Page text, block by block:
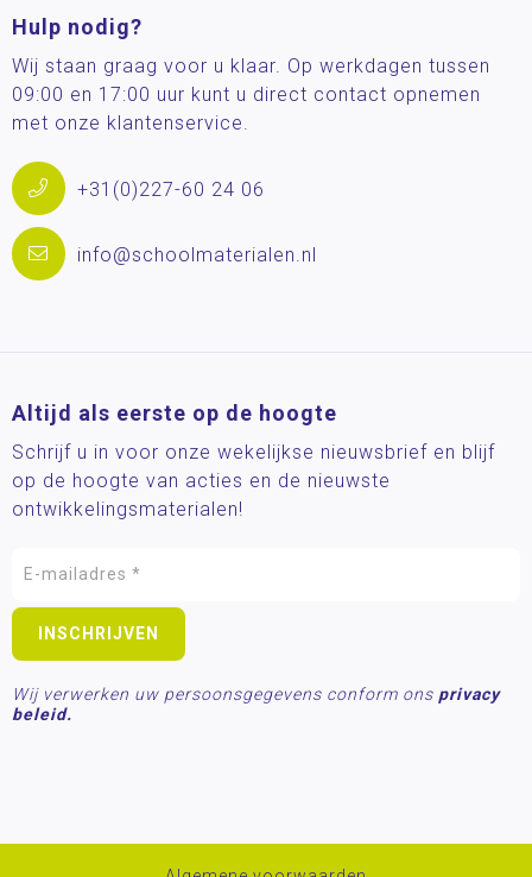
Hulp nodig?
Wij staan graag voor u klaar. Op werkdagen tussen
09:00 en 17:00 uur kunt u direct contact opnemen
met onze klantenservice.
+31(0)227-60 24 06
info@schoolmaterialen.nl
Altijd als eerste op de hoogte
Schrijf u in voor onze wekelijkse nieuwsbrief en blijf
op de hoogte van acties en de nieuwste
ontwikkelingsmaterialen!
Wij verwerken uw persoonsgegevens conform ons privacy
beleid.